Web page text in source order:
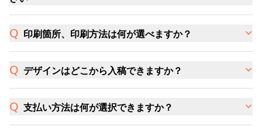
印刷箇所、印刷方法は何が選べますか？
デザインはどこから入稿できますか？
支払い方法は何が選択できますか？